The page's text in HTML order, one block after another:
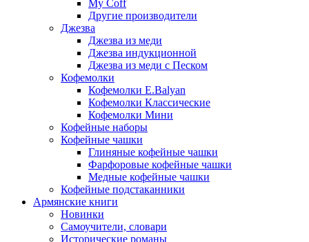
My Coff
Другие производители
Джезва
Джезва из меди
Джезва индукционной
Джезва из меди с Песком
Кофемолки
Кофемолки E.Balyan
Кофемолки Классические
Кофемолки Мини
Кофейные наборы
Кофейные чашки
Глиняные кофейные чашки
Фарфоровые кофейные чашки
Медные кофейные чашки
Кофейные подстаканники
Армянские книги
Новинки
Самоучители, словари
Исторические романы